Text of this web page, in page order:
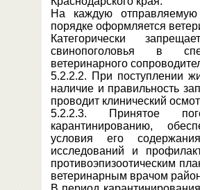
На каждую
порядке оформляется
Категорически
свинопоголовья в
ветеринарного
5.2.2.2. При поступлении
наличие и правильность
проводит клинический
5.2.2.3. Принятое
карантинированию,
условия его
исследований и
противоэпизоотическим
ветеринарным врачом